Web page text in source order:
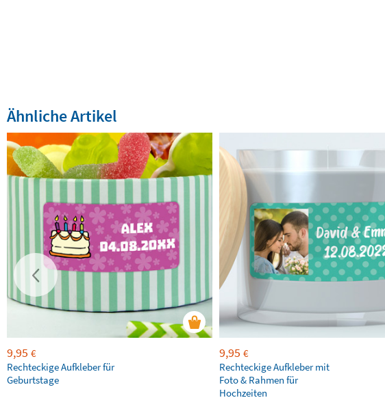
Ähnliche Artikel
9,95 €
Rechteckige Aufkleber für
Geburtstage
9,95 €
Rechteckige Aufkleber mit
Foto & Rahmen für
Hochzeiten